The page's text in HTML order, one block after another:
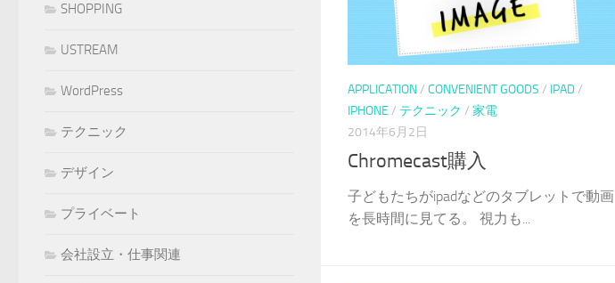
APPLICATION/ CONVENIENT GOODS / IPAD/
IPHONE / テクニック / 家電
2014年6月2日
Chromecast購入
子どもたちがipadなどのタブレットで動画
を長時間に見てる。 視力も...
SHOPPING
USTREAM
WordPress
テクニック
デザイン
プライベート
会社設立・仕事関連